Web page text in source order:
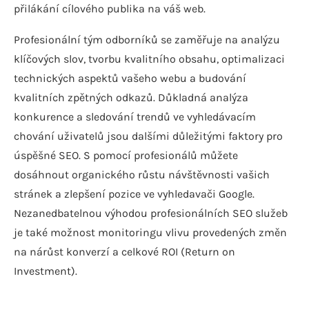
přilákání cílového publika na váš web.
Profesionální tým odborníků se zaměřuje na analýzu
klíčových slov, tvorbu kvalitního obsahu, optimalizaci
technických aspektů vašeho webu a budování
kvalitních zpětných odkazů. Důkladná analýza
konkurence a sledování trendů ve vyhledávacím
chování uživatelů jsou dalšími důležitými faktory pro
úspěšné SEO. S pomocí profesionálů můžete
dosáhnout organického růstu návštěvnosti vašich
stránek a zlepšení pozice ve vyhledavači Google.
Nezanedbatelnou výhodou profesionálních SEO služeb
je také možnost monitoringu vlivu provedených změn
na nárůst konverzí a celkové ROI (Return on
Investment).